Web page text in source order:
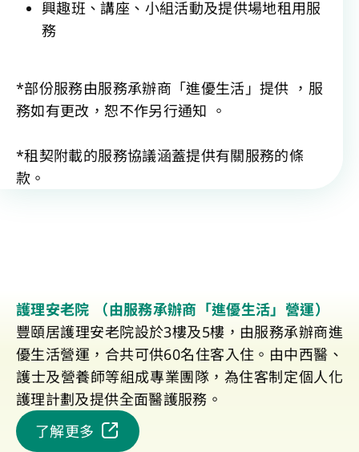
興趣班、講座、小組活動及提供場地租用服
務
*部份服務由服務承辦商「進優生活」提供 ，服
務如有更改，恕不作另行通知 。
*租契附載的服務協議涵蓋提供有關服務的條
款。
護理安老院 （由服務承辦商「進優生活」營運）
豐頤居護理安老院設於3樓及5樓，由服務承辦商進
優生活營運，合共可供60名住客入住。由中西醫、
護士及營養師等組成專業團隊，為住客制定個人化
護理計劃及提供全面醫護服務。
了解更多